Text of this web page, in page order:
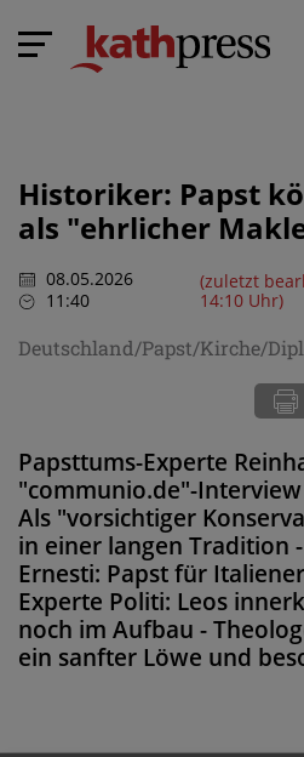
Historiker: Papst
als "ehrlicher
08.05.2026
11:40
(zuletzt
14:10 Uhr)
Deutschland/Papst/Kirche/
Papsttums-Experte
"communio.de"-Interview
Als "vorsichtiger
in einer langen Tradition
Ernesti: Papst für
Experte Politi: Leos
noch im Aufbau -
ein sanfter Löwe und